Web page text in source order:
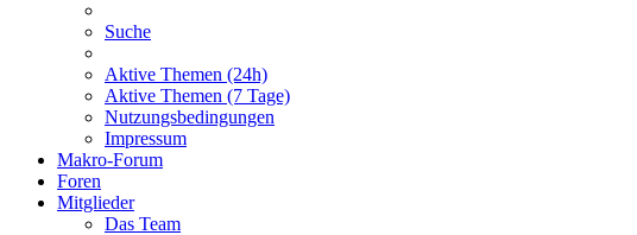
Suche
Aktive Themen (24h)
Aktive Themen (7 Tage)
Nutzungsbedingungen
Impressum
Makro-Forum
Foren
Mitglieder
Das Team